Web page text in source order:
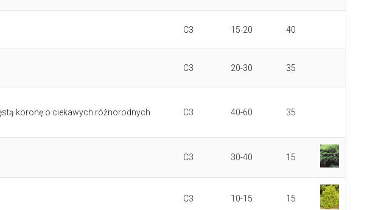
C3 15-20 40
C3 20-30 35
koronę o ciekawych różnorodnych
C3 40-60 35
C3 30-40 15
C3 10-15 15